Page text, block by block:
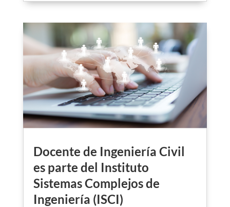
Docente de Ingeniería Civil
es parte del Instituto
Sistemas Complejos de
Ingeniería (ISCI)